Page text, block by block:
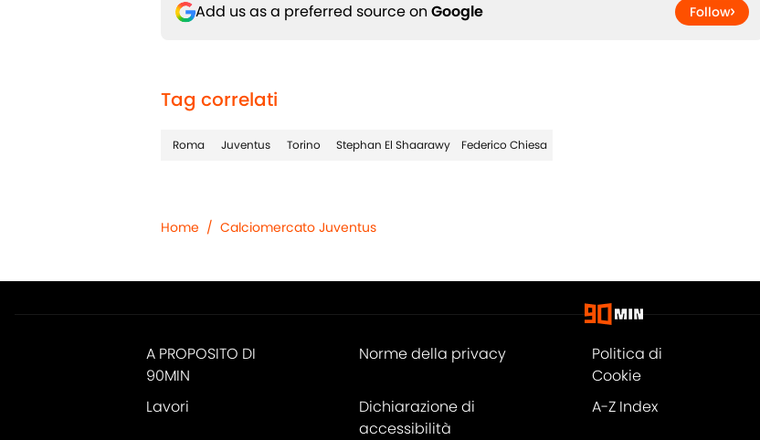
Add us as a preferred source on Google Follow
Tag correlati
Roma Juventus Torino Stephan El Shaarawy Federico Chiesa
Home / Calciomercato Juventus
A PROPOSITO DI
90MIN
Norme della privacy
Politica di
Cookie
Lavori
Dichiarazione di
accessibilità
A-Z Index